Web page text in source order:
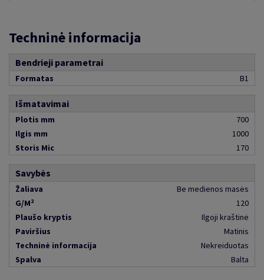
Techninė informacija
Bendrieji parametrai
Formatas B1
Išmatavimai
Plotis mm
700
Ilgis mm
1000
Storis Mic
170
Savybės
Žaliava
Be medienos masės
G/M²
120
Plaušo kryptis
Ilgoji kraštinė
Paviršius
Matinis
Techninė informacija
Nekreiduotas
Spalva
Balta